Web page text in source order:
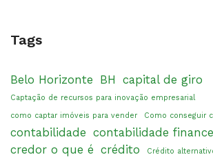
Tags
Belo Horizonte BH capital de giro
Captação de recursos para inovação empresarial
como captar imóveis para vender
Como conseguir
contabilidade contabilidade
credor o que é crédito Crédito